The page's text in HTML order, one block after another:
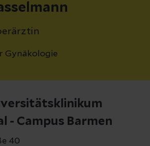
Gynäkologie
- Campus Barmen
40